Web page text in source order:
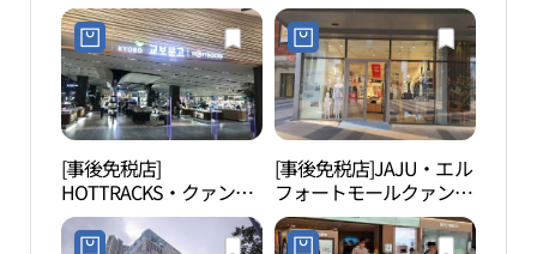
[事後免税店]
HOTTRACKS・クァンギ
ョ（光教）店(핫트랙스
광교점)
[事後免税店]JAJU・エル
フォートモールクァンギ
ョ（光教）店(JAJU 엘포
트몰 광교점)